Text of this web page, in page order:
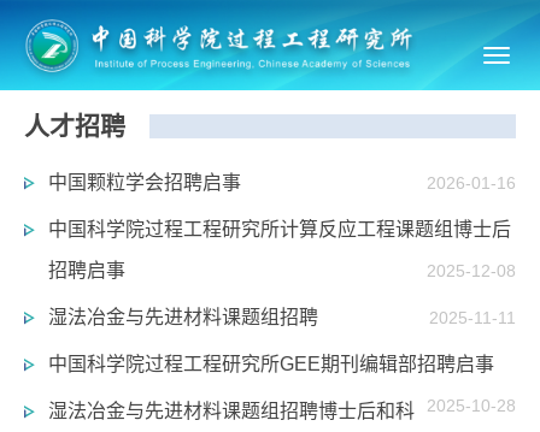
人才招聘
中国颗粒学会招聘启事 2026-01-16
中国科学院过程工程研究所计算反应工程课题组博士后
招聘启事
2025-12-08
湿法冶金与先进材料课题组招聘 2025-11-11
中国科学院过程工程研究所GEE期刊编辑部招聘启事
2025-10-28
湿法冶金与先进材料课题组招聘博士后和科